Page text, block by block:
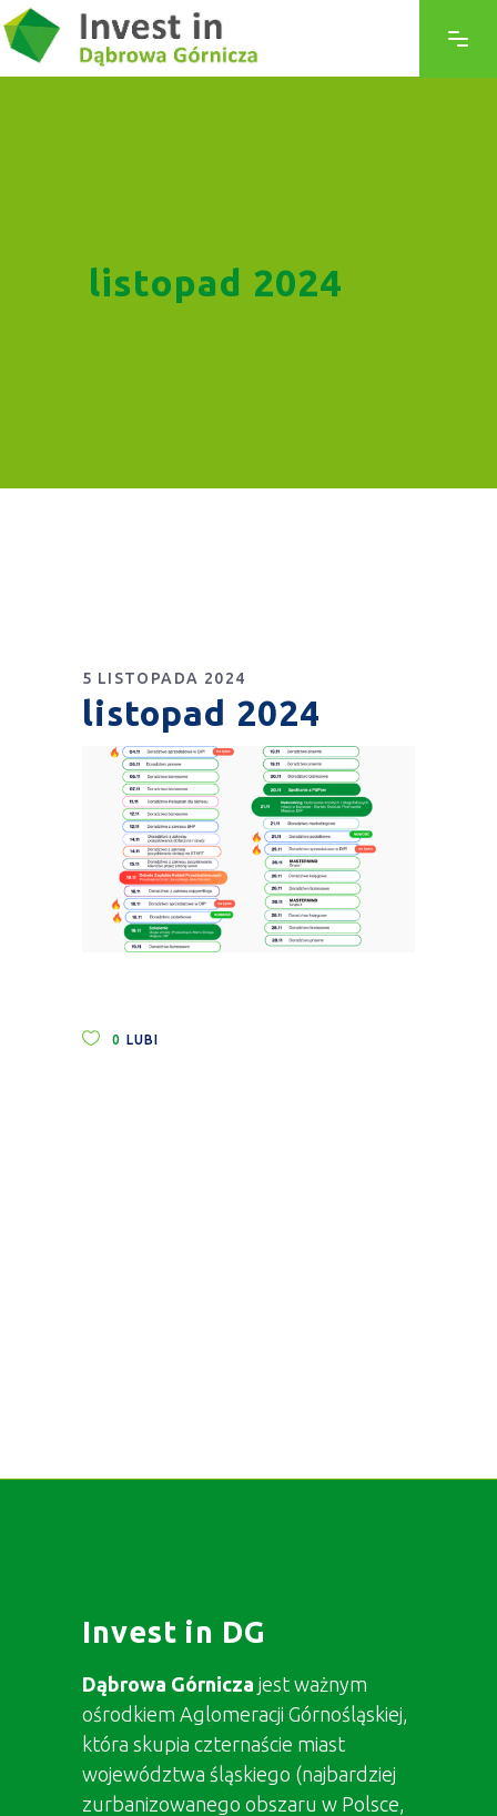
listopad 2024
5 LISTOPADA 2024
listopad 2024
0 LUBI
Invest in DG
Dąbrowa Górnicza jest ważnym
ośrodkiem Aglomeracji Górnośląskiej,
która skupia czternaście miast
województwa śląskiego (najbardziej
zurbanizowanego obszaru w Polsce,